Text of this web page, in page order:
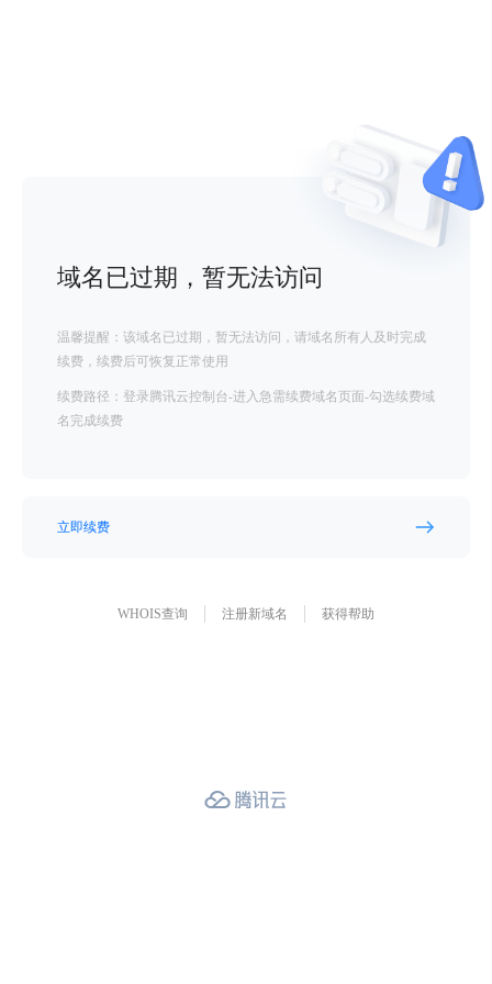
域名已过期，暂无法访问
温馨提醒：该域名已过期，暂无法访问，请域名所有人及时完成
续费，续费后可恢复正常使用
续费路径：登录腾讯云控制台-进入急需续费域名页面-勾选续费域
名完成续费
立即续费
WHOIS查询 注册新域名 获得帮助